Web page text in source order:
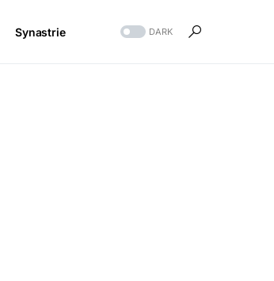
Synastrie DARK